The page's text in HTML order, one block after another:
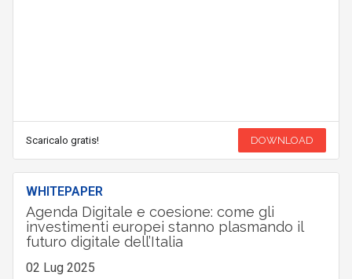
Scaricalo gratis! DOWNLOAD
WHITEPAPER
Agenda Digitale e coesione: come gli
investimenti europei stanno plasmando il
futuro digitale dell’Italia
02 Lug 2025